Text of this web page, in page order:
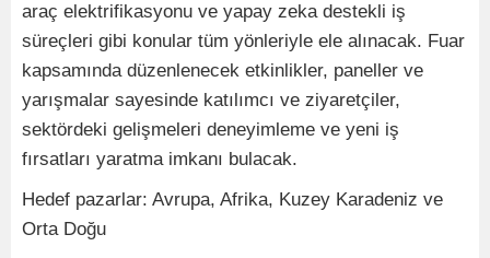
araç elektrifikasyonu ve yapay zeka destekli iş
süreçleri gibi konular tüm yönleriyle ele alınacak. Fuar
kapsamında düzenlenecek etkinlikler, paneller ve
yarışmalar sayesinde katılımcı ve ziyaretçiler,
sektördeki gelişmeleri deneyimleme ve yeni iş
fırsatları yaratma imkanı bulacak.
Hedef pazarlar: Avrupa, Afrika, Kuzey Karadeniz ve
Orta Doğu